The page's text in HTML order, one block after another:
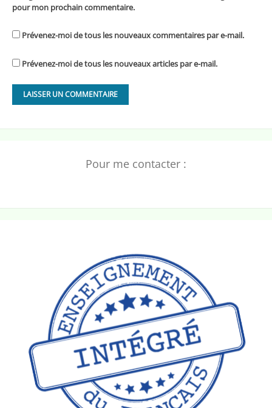
pour mon prochain commentaire.
Prévenez-moi de tous les nouveaux commentaires par e-mail.
Prévenez-moi de tous les nouveaux articles par e-mail.
Pour me contacter :